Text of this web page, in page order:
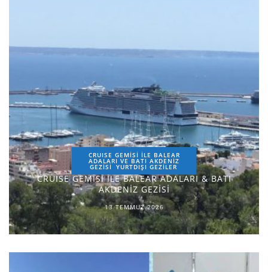
CRUISE GEMİSİ İLE BALEAR
ADALARI VE BATI AKDENİZ
GEZİSİ YURTDIŞI GEZILER
CRUISE GEMİSİ İLE BALEAR ADALARI & BATI
AKDENİZ GEZİSİ
13 TEMMUZ 2026